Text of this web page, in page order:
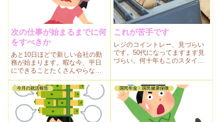
次の仕事が始まるまでに何
をすべきか
あと10日ほどで新しい会社の勤
務が始まります。暇な今、平日
にできることたくさんやらない
と。書きだして見ましたが全部
終わらなそう。
これが苦手です
レジのコイントレー、見づらい
です。50代になってますます見
づらい。何十年もこのスタイル
の第二の敵とは。ハロワ前日に
思う失業者のつぶやきです。
今月の就活報告 国民年金・国民健康保険